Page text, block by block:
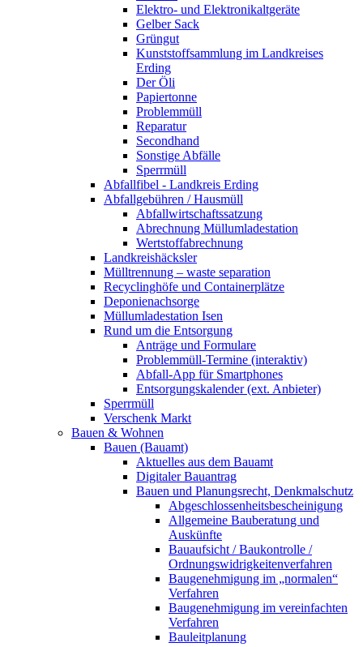
Elektro- und Elektronikaltgeräte
Gelber Sack
Grüngut
Kunststoffsammlung im Landkreises
Erding
Der Öli
Papiertonne
Problemmüll
Reparatur
Secondhand
Sonstige Abfälle
Sperrmüll
Abfallfibel - Landkreis Erding
Abfallgebühren / Hausmüll
Abfallwirtschaftssatzung
Abrechnung Müllumladestation
Wertstoffabrechnung
Landkreishäcksler
Mülltrennung – waste separation
Recyclinghöfe und Containerplätze
Deponienachsorge
Müllumladestation Isen
Rund um die Entsorgung
Anträge und Formulare
Problemmüll-Termine (interaktiv)
Abfall-App für Smartphones
Entsorgungskalender (ext. Anbieter)
Sperrmüll
Verschenk Markt
Bauen & Wohnen
Bauen (Bauamt)
Aktuelles aus dem Bauamt
Digitaler Bauantrag
Bauen und Planungsrecht, Denkmalschutz
Abgeschlossenheitsbescheinigung
Allgemeine Bauberatung und
Auskünfte
Bauaufsicht / Baukontrolle /
Ordnungswidrigkeitenverfahren
Baugenehmigung im „normalen“
Verfahren
Baugenehmigung im vereinfachten
Verfahren
Bauleitplanung